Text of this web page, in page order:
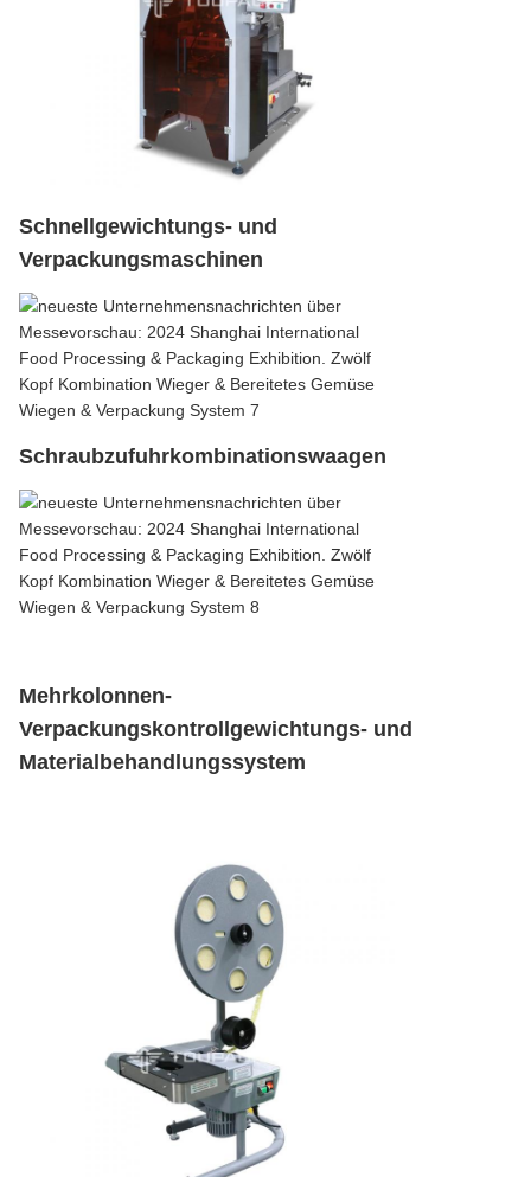
Schnellgewichtungs- und
Verpackungsmaschinen
Schraubzufuhrkombinationswaagen
Mehrkolonnen-
Verpackungskontrollgewichtungs- und
Materialbehandlungssystem